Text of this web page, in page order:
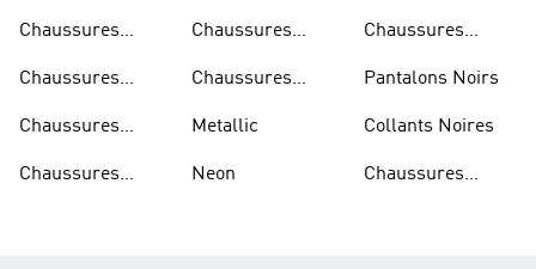
Chaussures
Chaussures
Chaussures
Chaussures
Chaussures
Chaussures
Metallic
Neon
Chaussures
Pantalons Noirs
Collants Noires
Chaussures